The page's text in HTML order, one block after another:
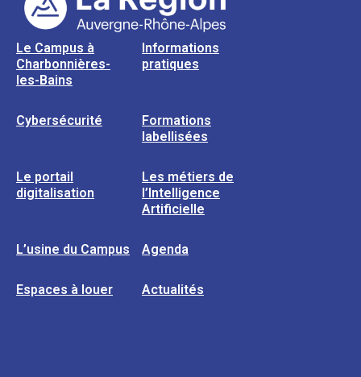
Le Campus à
Charbonnières-
les-Bains
Informations
pratiques
Cybersécurité
Formations
labellisées
Le portail
digitalisation
Les métiers de
l’Intelligence
Artificielle
L’usine du Campus Agenda
Espaces à louer Actualités